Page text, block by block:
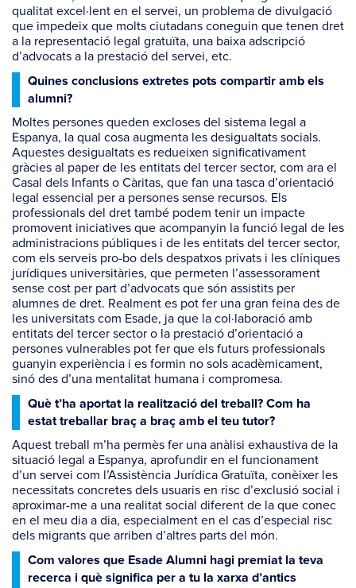
qualitat excel·lent en el servei, un problema de divulgació
que impedeix que molts ciutadans coneguin que tenen dret
a la representació legal gratuïta, una baixa adscripció
d’advocats a la prestació del servei, etc.
Quines conclusions extretes pots compartir amb els
alumni?
Moltes persones queden excloses del sistema legal a
Espanya, la qual cosa augmenta les desigualtats socials.
Aquestes desigualtats es redueixen significativament
gràcies al paper de les entitats del tercer sector, com ara el
Casal dels Infants o Càritas, que fan una tasca d’orientació
legal essencial per a persones sense recursos. Els
professionals del dret també podem tenir un impacte
promovent iniciatives que acompanyin la funció legal de les
administracions públiques i de les entitats del tercer sector,
com els serveis pro-bo dels despatxos privats i les clíniques
jurídiques universitàries, que permeten l’assessorament
sense cost per part d’advocats que són assistits per
alumnes de dret. Realment es pot fer una gran feina des de
les universitats com Esade, ja que la col·laboració amb
entitats del tercer sector o la prestació d’orientació a
persones vulnerables pot fer que els futurs professionals
guanyin experiència i es formin no sols acadèmicament,
sinó des d’una mentalitat humana i compromesa.
Què t’ha aportat la realització del treball? Com ha
estat treballar braç a braç amb el teu tutor?
Aquest treball m’ha permès fer una anàlisi exhaustiva de la
situació legal a Espanya, aprofundir en el funcionament
d’un servei com l’Assistència Jurídica Gratuïta, conèixer les
necessitats concretes dels usuaris en risc d’exclusió social i
aproximar-me a una realitat social diferent de la que conec
en el meu dia a dia, especialment en el cas d’especial risc
dels migrants que arriben d’altres parts del món.
Com valores que Esade Alumni hagi premiat la teva
recerca i què significa per a tu la xarxa d’antics